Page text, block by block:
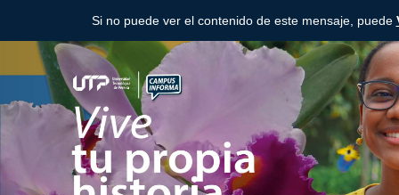
Si no puede ver el contenido de este mensaje, puede